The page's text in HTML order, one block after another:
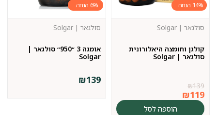
14%
קולגן וחומצה היאלורונית
סולגאר | Solgar
סולגאר | Solgar
₪139
₪119
הוספה לסל
6%
אומגה 3 ״950״ סולגאר |
Solgar
סולגאר | Solgar
₪139